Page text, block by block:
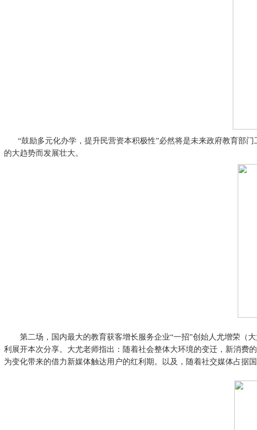
“鼓励多元化办学，提升民营资本积极性”必然将是未来政府教育部
的大趋势而发展壮大。
第二场，国内最大的教育获客增长服务企业“一招”创始人尤增荣（
利展开本次分享。大尤老师指出：随着社会整体大环境的变迁，新消费
为变化带来的借力新媒体触达用户的红利期。以及，随着社交媒体占据